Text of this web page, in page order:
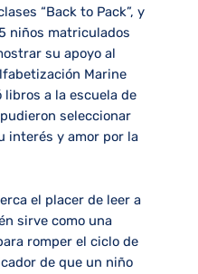
“Back to Pack”, y
niños matriculados
su apoyo al
Marine
a la escuela de
seleccionar
interés y amor por la
el placer de leer a
sirve como una
romper el ciclo de
de que un niño